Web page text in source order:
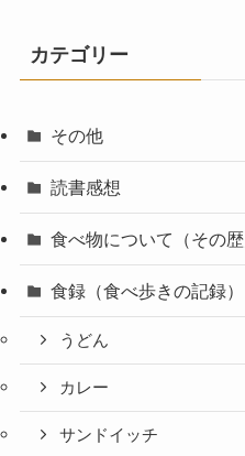
カテゴリー
その他
読書感想
食べ物について（その歴
食録（食べ歩きの記録）
うどん
カレー
サンドイッチ